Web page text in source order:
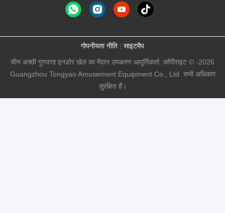
गोपनीयता नीति | साइटमैप
चीन अच्छी गुणवत्ता इनडोर खेल का मैदान उपकरण आपूर्तिकर्ता. कॉपीराइट © -2026
Guangzhou Tongyao Amusement Equipment Co., Ltd. सभी अधिकार
सुरक्षित हैं।